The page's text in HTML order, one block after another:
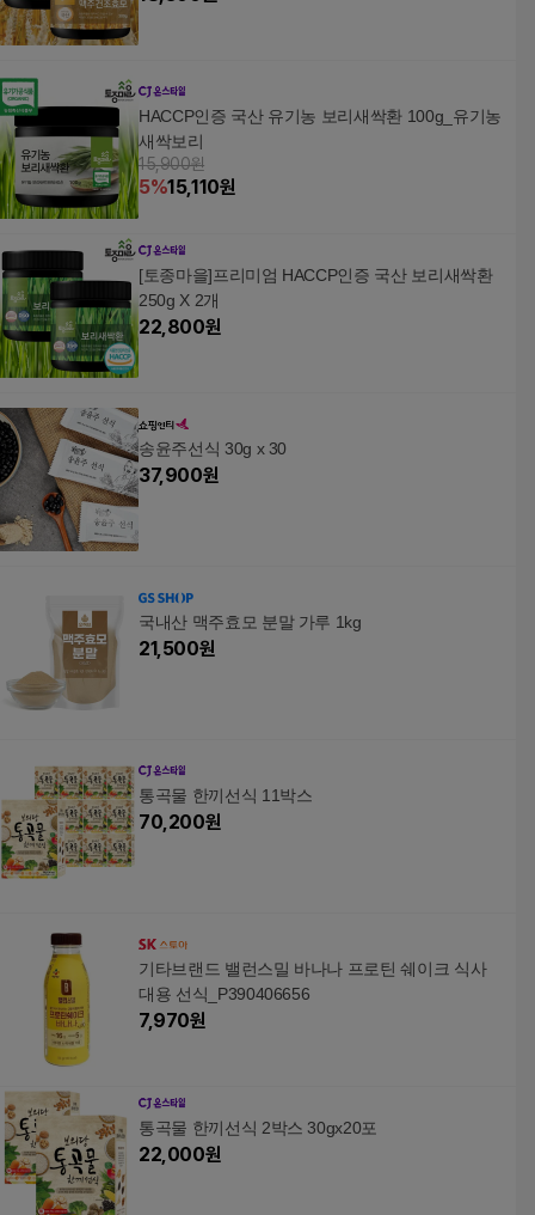
HACCP인증 국산 유기농 보리새싹환 100g_유기농
새싹보리
15,900원
5%15,110원
[토종마을]프리미엄 HACCP인증 국산 보리새싹환
250g X 2개
22,800원
송윤주선식 30g x 30
37,900원
국내산 맥주효모 분말 가루 1kg
21,500원
통곡물 한끼선식 11박스
70,200원
기타브랜드 밸런스밀 바나나 프로틴 쉐이크 식사
대용 선식_P390406656
7,970원
통곡물 한끼선식 2박스 30gx20포
22,000원